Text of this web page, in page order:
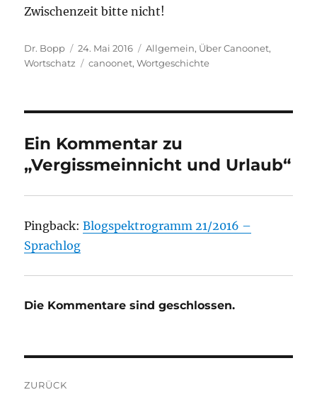
Zwischenzeit bitte nicht!
Autor
Dr. Bopp
Veröffentlicht
am
24. Mai 2016 Kategorien
Allgemein, Über Canoonet,
Wortschatz
Schlagwörter
canoonet,Wortgeschichte
Ein Kommentar zu
„Vergissmeinnicht und Urlaub“
Pingback:Blogspektrogramm 21/2016 –
Sprachlog
Die Kommentare sind geschlossen.
ZURÜCK